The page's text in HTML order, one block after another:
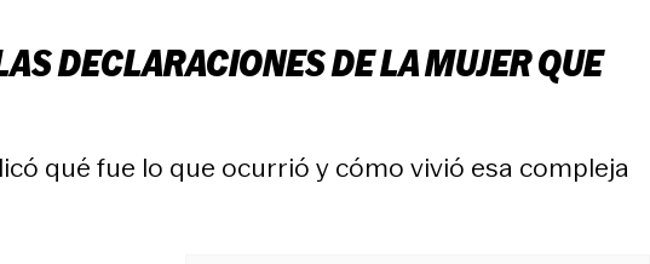
DECLARACIONES DE LA MUJER QUE
qué fue lo que ocurrió y cómo vivió esa compleja